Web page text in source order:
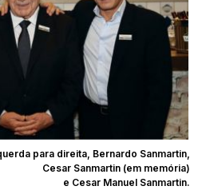
para direita, Bernardo Sanmartin,
Cesar Sanmartin (em memória)
e Cesar Manuel Sanmartin.